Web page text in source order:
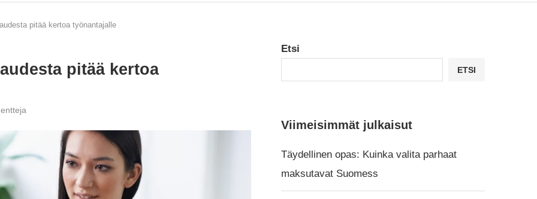
pitää kertoa työnantajalle
pitää kertoa
Etsi
ETSI
Viimeisimmät julkaisut
Täydellinen opas: Kuinka valita parhaat
maksutavat Suomess